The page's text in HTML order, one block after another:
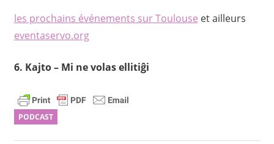
les prochains événements sur Toulouse et ailleurs
eventaservo.org
6. Kajto – Mi ne volas ellitiĝi
PODCAST